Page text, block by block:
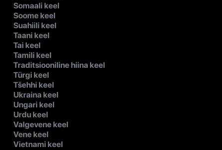
Somaali keel
Soome keel
Suahiili keel
Taani keel
Tai keel
Tamili keel
Traditsiooniline hiina keel
Türgi keel
Tšehhi keel
Ukraina keel
Ungari keel
Urdu keel
Valgevene keel
Vene keel
Vietnami keel